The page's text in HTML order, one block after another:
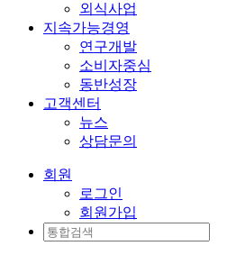
외식사업
지속가능경영
연구개발
소비자중심
동반성장
고객센터
뉴스
상담문의
회원
로그인
회원가입